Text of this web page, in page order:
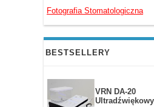
Fotografia Stomatologiczna
BESTSELLERY
VRN DA-20